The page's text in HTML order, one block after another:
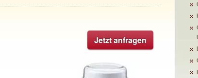
Jetzt anfragen